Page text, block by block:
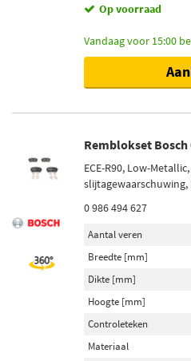
Op voorraad
Vandaag voor 15:00
Remblokset Bosch
ECE-R90, Low-
0 986 494 627
Aantal veren
Breedte [mm]
Dikte [mm]
Hoogte [mm]
Controleteken
Materiaal